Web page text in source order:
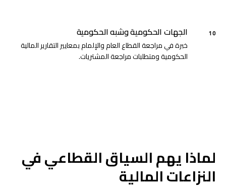
10 الجهات الحكومية وشبه الحكومية
خبرة في مراجعة القطاع العام والإلمام بمعايير التقارير المالية
الحكومية ومتطلبات مراجعة المشتريات.
لماذا يهم السياق القطاعي في
النزاعات المالية